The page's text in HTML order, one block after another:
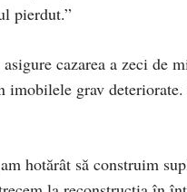
pierdut.”
cazarea a zeci de
imobilele grav
hotărât să construim